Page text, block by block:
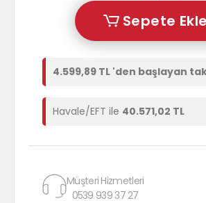
Sepete Ekle
4.599,89 TL 'den başlayan
Havale/EFT ile 40.571,02 TL
Müşteri Hizmetleri
0539 939 37 27